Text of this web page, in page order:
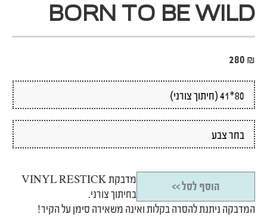
BORN TO BE WILD
280 ₪
הוסף לסל >>
מדבקת VINYL RESTICK
בחיתוך צורני.
המדבקה ניתנת להסרה בקלות ואינה משאירה סימן על הקיר!